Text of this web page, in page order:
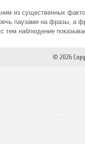
из существенных
паузами на фразы, а
тем наблюдение
© 2026